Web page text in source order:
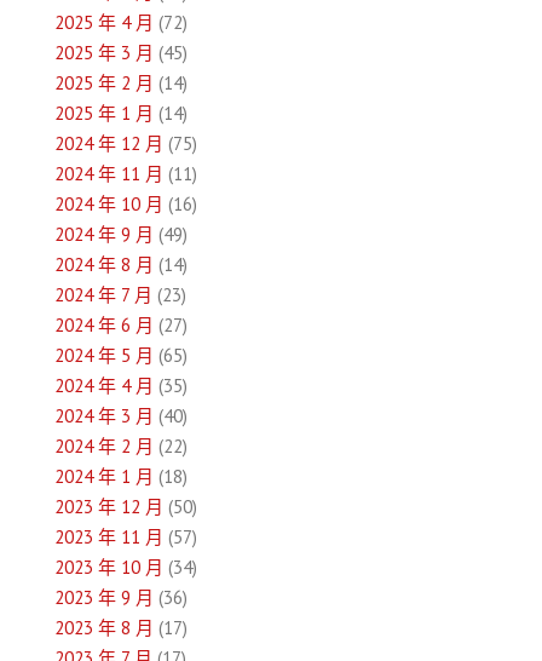
2025 年 4 月 (72)
2025 年 3 月 (45)
2025 年 2 月 (14)
2025 年 1 月 (14)
2024 年 12 月 (75)
2024 年 11 月 (11)
2024 年 10 月 (16)
2024 年 9 月 (49)
2024 年 8 月 (14)
2024 年 7 月 (23)
2024 年 6 月 (27)
2024 年 5 月 (65)
2024 年 4 月 (35)
2024 年 3 月 (40)
2024 年 2 月 (22)
2024 年 1 月 (18)
2023 年 12 月 (50)
2023 年 11 月 (57)
2023 年 10 月 (34)
2023 年 9 月 (36)
2023 年 8 月 (17)